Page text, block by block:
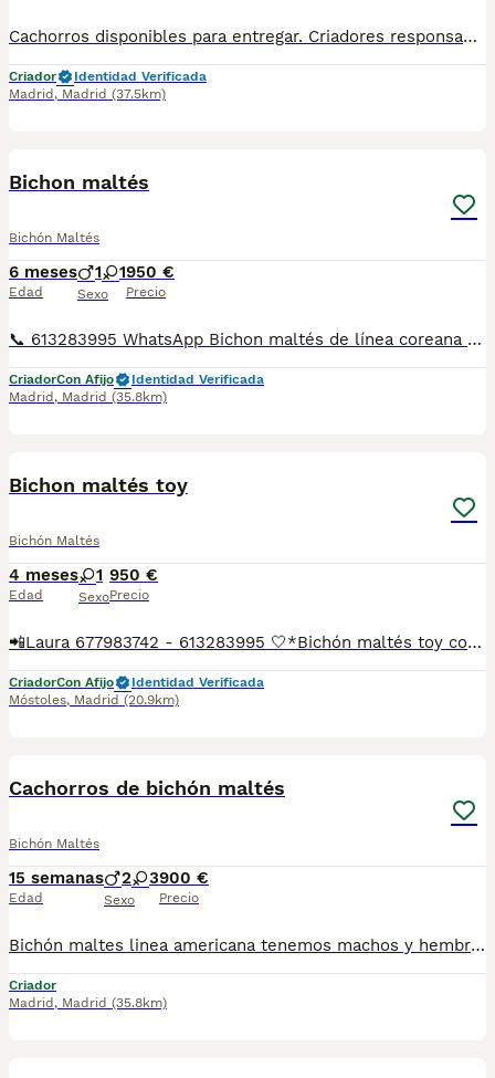
Cachorros disponibles para entregar. Criadores responsables y profesionales. Desconfía de precios económicos , compraventas y demás . En nuestro criadero puedes ver a los ejemplares con sus padres y conocer dónde y cómo los criamos. Es muy importante . WEB altodelpago.es Tlf 679 67 30 10
Criador
Identidad Verificada
Madrid , Madrid (37.5km)
Bichon maltés
Bichón Maltés
6 meses
Edad
1 1
Sexo
950 €
Precio
📞 613283995 WhatsApp Bichon maltés de línea coreana de los mas pequeñines un verdadero capricho . Entregamos nuestros pequeños cachorritos con todas las garantías y cuidados necesarios , disponemos de núcleo zoológico para crianza y venta de nuestros cachorros . ✅Desparasitaciones y vacunas correspondientes a su edad . ✅Cartilla de vacunación . ✅Revisiones veterinarias . ✅Garantías víricas de 15 días . ✅Garantías genéticas de un año . Seriedad , confianza y bienestar animal son nuestra prioridad . También ofrecemos transporte propio para nuestros pequeños cachorros a toda la península , el pago lo podéis hacer contra reembolso . (con coste adicional) . Mandamos a toda España . Disponemos de varias razas Si no esta la raza que queréis llámanos , intentaremos encontrártela , trabajamos con los mejores criadores de España .
CriadorCon Afijo
Identidad Verificada
Madrid , Madrid (35.8km)
Bichon maltés toy
Bichón Maltés
4 meses
Edad
1
Sexo
950 €
Precio
📲Laura 677983742 - 613283995 🤍*Bichón maltés toy coreano*🤍 ¿Buscas un nuevo compañero para tu hogar? ❤️ Tenemos preciosos cachorros listos para encontrar una familia responsable. ✅ Vacunados ✅ Desparasitados ✅ Cartilla sanitaria ✅ Garantías incluidas ✅ Máxima atención y cuidado Se hacen envíos a toda España: Andalucía: Almería, Cádiz, Córdoba, Granada, Huelva, Jaén, Málaga, Sevilla.Aragón: Huesca, Teruel, Zaragoza.Asturias: Oviedo.Baleares: Palma.Canarias: Las Palmas de Gran Canaria, Santa Cruz de Tenerife.Cantabria: Santander.Castilla-La Mancha: Albacete, Ciudad Real, Cuenca, Guadalajara, Toledo.Castilla y León: Ávila, Burgos, León, Palencia, Salamanca, Segovia, Soria, Valladolid, Zamora.Cataluña: Barcelona, Gerona (Girona), Lérida (Lleida), Tarragona.Comunidad Valenciana: Alicante, Castellón de la Plana, Valencia.Extremadura: Badajoz, Cáceres.Galicia: La Coruña (A Coruña), Lugo, Orense (Ourense), Pontevedra.La Rioja: Logroño.Madrid: Madrid.Murcia: Murcia.Navarra: Pamplona.País Vasco: Bilbao (Vizcaya), San Sebastián (Guipúzcoa), Vitoria (Álava). 🐾 Cachorros sanos, sociables y criados con mucho cariño. 📲 ¡Pregunta sin compromiso por disponibilidad, fotos y precios por mensaje privado!
CriadorCon Afijo
Identidad Verificada
Móstoles, Madrid (20.9km)
Cachorros de bichón maltés
Bichón Maltés
15 semanas
Edad
2 3
Sexo
900 €
Precio
Bichón maltes linea americana tenemos machos y hembras ,distintos colores Nuestros cachorros nacen y crecen en un ambiente familiar ,sin jaulas ,con un respeto y exclusiva cria,somos respetuosos con el tiempo de destete ,cada cachorro necesita su tiempo.. Destetamos con un pienso de alta calidad , Cachorros revisados ,desde el nacimiento ,hasta la entrega por un veterinario competente ,buscando siempre el bienestar de nuestros animales.. Sociabilizados y equilibrados tanto padres como cachorros Se entregan con todo el protocolo veterinario legal,y garantías por escrito completas.. Tenemos servicio de entrega personalizado a cualquier punto de España,directo.. El precio puede cambiar tanto en sexo como en características del cachorro. Dejanos tú teléfono y te mandamos toda la información fotos y vídeos ..
Criador
Madrid , Madrid (35.8km)